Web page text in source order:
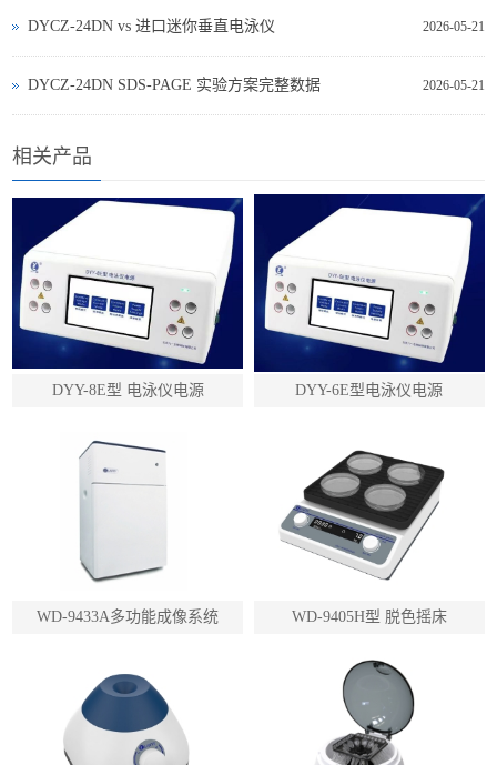
2026-05-21
DYCZ‑24DN vs 进口迷你垂直电泳仪
2026-05-21
DYCZ‑24DN SDS‑PAGE 实验方案完整数据
相关产品
DYY-8E型 电泳仪电源 DYY-6E型电泳仪电源
WD-9433A多功能成像系统 WD-9405H型 脱色摇床